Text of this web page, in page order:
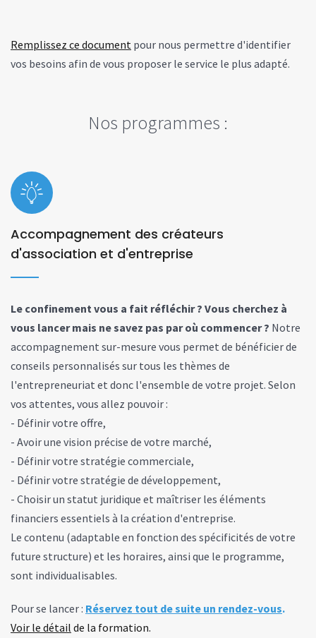
Remplissez ce document pour nous permettre d'identifier
vos besoins afin de vous proposer le service le plus adapté.
Nos programmes :
Accompagnement des créateurs
d'association et d'entreprise
Le confinement vous a fait réfléchir ? Vous cherchez à
vous lancer mais ne savez pas par où commencer ? Notre
accompagnement sur-mesure vous permet de bénéficier de
conseils personnalisés sur tous les thèmes de
l'entrepreneuriat et donc l'ensemble de votre projet. Selon
vos attentes, vous allez pouvoir :
- Définir votre offre,
- Avoir une vision précise de votre marché,
- Définir votre stratégie commerciale,
- Définir votre stratégie de développement,
- Choisir un statut juridique et maîtriser les éléments
financiers essentiels à la création d'entreprise.
Le contenu (adaptable en fonction des spécificités de votre
future structure) et les horaires, ainsi que le programme,
sont individualisables.
Pour se lancer : Réservez tout de suite un rendez-vous.
Voir le détail de la formation.